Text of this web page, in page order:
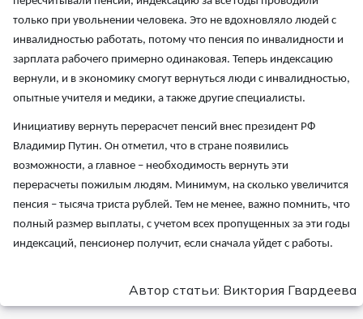
только при увольнении человека. Это не вдохновляло людей с
инвалидностью работать, потому что пенсия по инвалидности и
зарплата рабочего примерно одинаковая. Теперь индексацию
вернули, и в экономику смогут вернуться люди с инвалидностью,
опытные учителя и медики, а также другие специалисты.
Инициативу вернуть перерасчет пенсий внес президент РФ
Владимир Путин. Он отметил, что в стране появились
возможности, а главное – необходимость вернуть эти
перерасчеты пожилым людям. Минимум, на сколько увеличится
пенсия – тысяча триста рублей. Тем не менее, важно помнить, что
полный размер выплаты, с учетом всех пропущенных за эти годы
индексаций, пенсионер получит, если сначала уйдет с работы.
Автор статьи: Виктория Гвардеева